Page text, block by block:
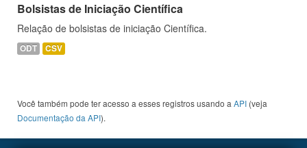
Bolsistas de Iniciação Científica
Relação de bolsistas de iniciação Científica.
ODT CSV
Você também pode ter acesso a esses registros usando a API (veja
Documentação da API).